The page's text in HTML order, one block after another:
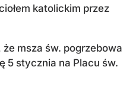
katolickim przez
msza św. pogrzebowa
5 stycznia na Placu św.